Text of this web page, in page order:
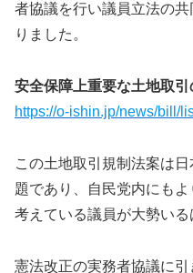
者協議を行い議員立法の
りました。
安全保障上重要な土地取引
https://o-ishin.jp/news/bill/
この土地取引規制法案は
題であり、自民党内にも
考えている議員が大勢いる
憲法改正の実務者協議に